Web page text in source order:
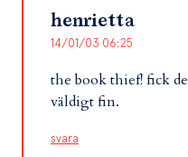
henrietta
14/01/03 06:25
the book thief! fick
väldigt fin.
svara